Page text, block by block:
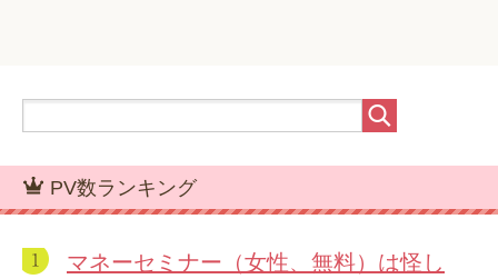
PV数ランキング
マネーセミナー（女性、無料）は怪し